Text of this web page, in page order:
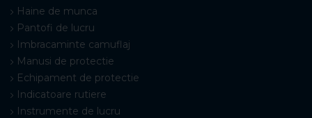
Haine de munca
Pantofi de lucru
Imbracaminte camuflaj
Manusi de protectie
Echipament de protectie
Indicatoare rutiere
Instrumente de lucru